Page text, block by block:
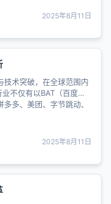
2025年8月11日
技术突破，在全球范围内
不仅有以BAT（百度、
多、美团、字节跳动、
2025年8月11日